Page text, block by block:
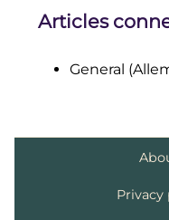
est
un jour
↑Mort en
Articles
General
Privacy